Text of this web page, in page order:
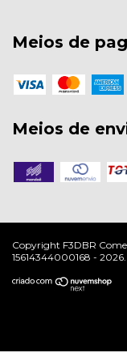
Meios de
Meios de
Copyright F3DBR
15614344000168 - 2026.